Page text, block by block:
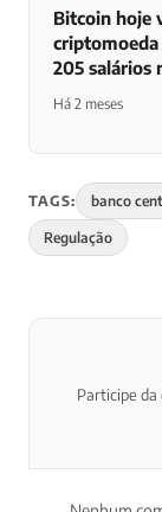
Bitcoin hoje
criptomoeda
205 salários
Há 2 meses
TAGS: banco
Regulação
Participe da